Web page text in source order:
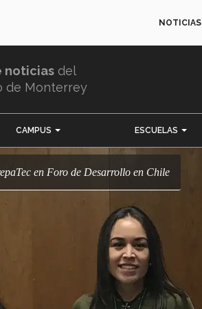
NOTICIAS
noticias del
de Monterrey
CAMPUS ESCUELAS
en Foro de Desarrollo en Chile